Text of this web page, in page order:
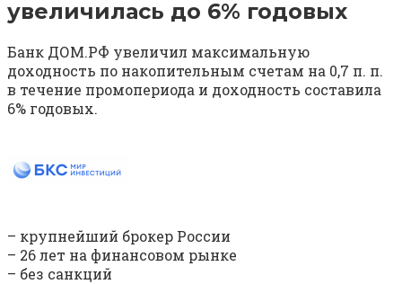
увеличилась до 6% годовых
Банк ДОМ.РФ увеличил максимальную
доходность по накопительным счетам на 0,7 п. п.
в течение промопериода и доходность составила
6% годовых.
– крупнейший брокер России
– 26 лет на финансовом рынке
– без санкций